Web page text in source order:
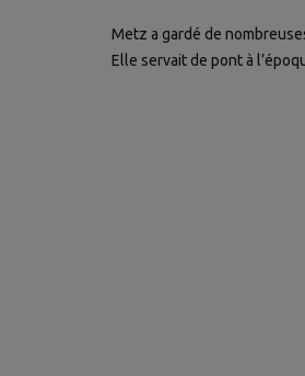
Metz a gardé de
Elle servait de pont à